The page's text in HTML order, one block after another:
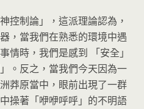
控制論」，這派理論認為，
，當我們在熟悉的環境中遇
情時，我們是感到 「安全」
。反之，當我們今天因為一
莽原當中，眼前出現了一群
操著「咿咿呼呼」的不明語